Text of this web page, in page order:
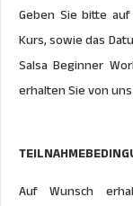
Geben Sie bitte
Kurs, sowie das
Salsa Beginner
erhalten Sie von
Auf Wunsch